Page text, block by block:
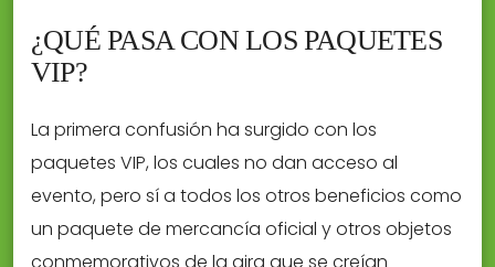
¿QUÉ PASA CON LOS PAQUETES
VIP?
La primera confusión ha surgido con los
paquetes VIP, los cuales no dan acceso al
evento, pero sí a todos los otros beneficios como
un paquete de mercancía oficial y otros objetos
conmemorativos de la gira que se creían